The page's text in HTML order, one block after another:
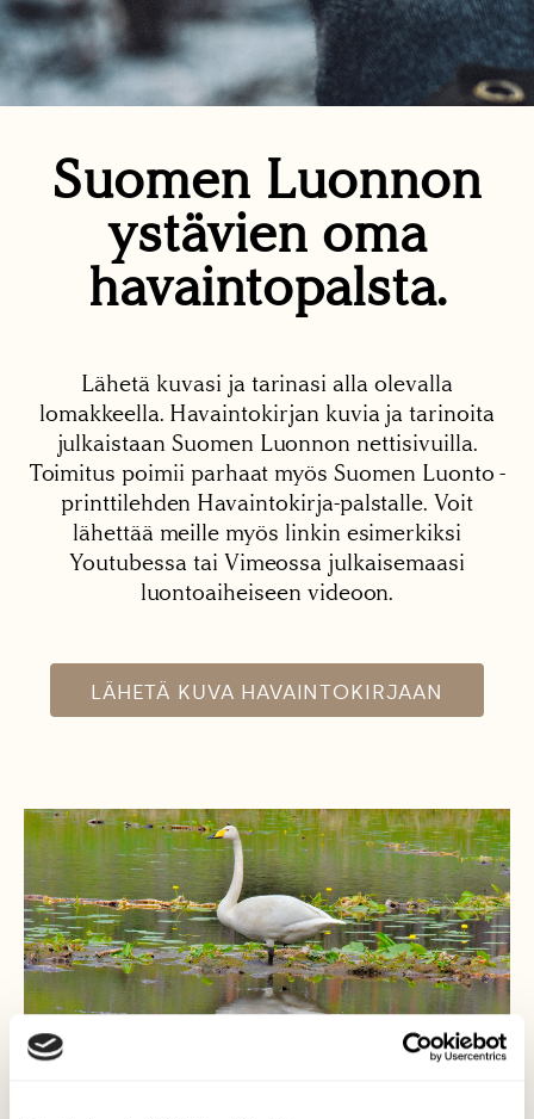
Suomen Luonnon
ystävien oma
havaintopalsta.
Lähetä kuvasi ja tarinasi alla olevalla
lomakkeella. Havaintokirjan kuvia ja tarinoita
julkaistaan Suomen Luonnon nettisivuilla.
Toimitus poimii parhaat myös Suomen Luonto -
printtilehden Havaintokirja-palstalle. Voit
lähettää meille myös linkin esimerkiksi
Youtubessa tai Vimeossa julkaisemaasi
luontoaiheiseen videoon.
LÄHETÄ KUVA HAVAINTOKIRJAAN